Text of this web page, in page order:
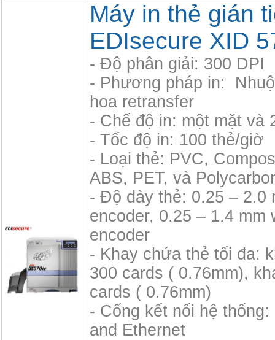
Máy in thẻ gián
EDIsecure XID
- Độ phân giải: 300 DPI
- Phương pháp in:
hoa retransfer
- Chế độ in: một mặt và
- Tốc độ in: 100 thẻ/giờ
- Loại thẻ: PVC,
ABS, PET, và
- Độ dày thẻ: 0.25 – 2.0
encoder, 0.25 – 1.4 mm
encoder
- Khay chứa thẻ tối đa:
300 cards ( 0.76mm),
cards ( 0.76mm)
- Cổng kết nối hệ thống:
and Ethernet